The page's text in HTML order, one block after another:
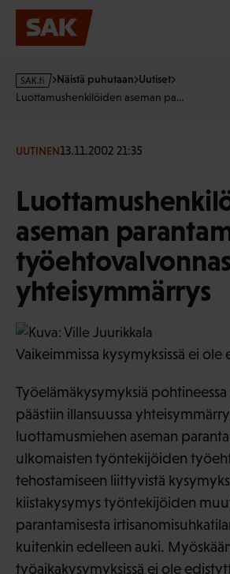
Hyppää
sisältöön
s
a
f
Näistä puhutaan Uutiset
Luottamushenkilöiden aseman pa…
UUTINEN13.11.2002 21:35
aseman
yhteisymmärrys
Vaikeimmissa kysymyksissä ei ole
Työelämäkysymyksiä
päästiin illansuussa
luottamusmiehen aseman
ulkomaisten työntekijöiden
tehostamiseen liittyvistä
kiistakysymys työntekijöiden
parantamisesta
kuitenkin edelleen auki.
työaikakysymyksissä ei ole